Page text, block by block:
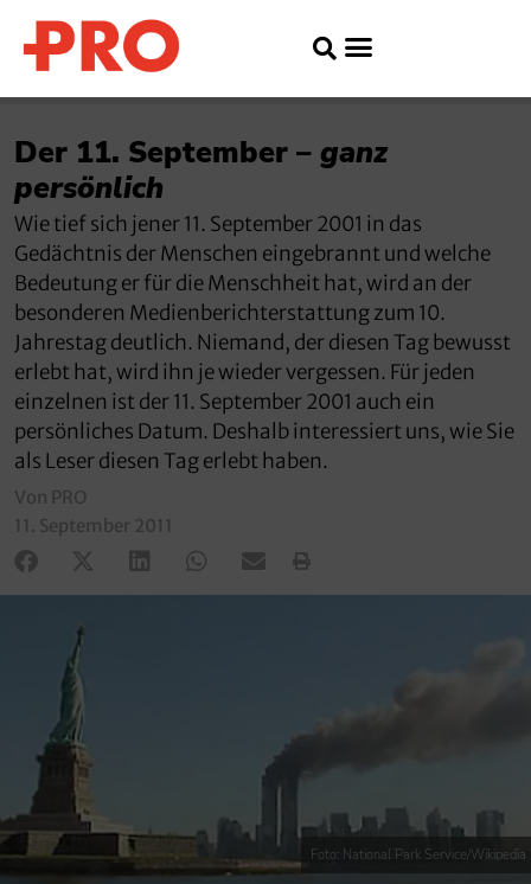
Der 11. September – ganz
persönlich
Wie tief sich jener 11. September 2001 in das
Gedächtnis der Menschen eingebrannt und welche
Bedeutung er für die Menschheit hat, wird an der
besonderen Medienberichterstattung zum 10.
Jahrestag deutlich. Niemand, der diesen Tag bewusst
erlebt hat, wird ihn je wieder vergessen. Für jeden
einzelnen ist der 11. September 2001 auch ein
persönliches Datum. Deshalb interessiert uns, wie Sie
als Leser diesen Tag erlebt haben.
Von PRO
11. September 2011
Foto: National Park Service/Wikipedia